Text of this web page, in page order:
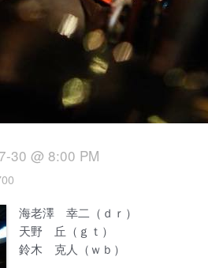
30 @ 8:00 PM
海老澤 幸二（ｄｒ）
天野 丘（ｇｔ）
鈴木 克人（ｗｂ）